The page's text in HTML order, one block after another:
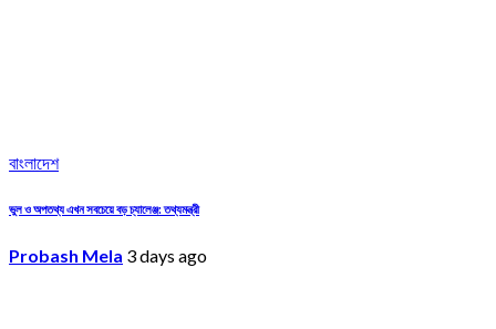
বাংলাদেশ
ভুল ও অপতথ্য এখন সবচেয়ে বড় চ্যালেঞ্জ: তথ্যমন্ত্রী
Probash Mela 3 days ago